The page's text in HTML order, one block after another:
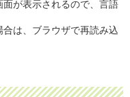
が表示されるので、言語
は、ブラウザで再読み込